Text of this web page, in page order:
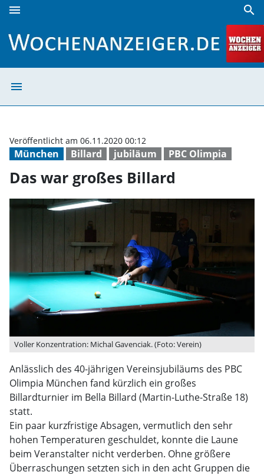
menu search
menu
München Billard jubiläum PBC Olimpia
Veröffentlicht am 06.11.2020 00:12
Das war großes Billard
Voller Konzentration: Michal Gavenciak. (Foto: Verein)
Anlässlich des 40-jährigen Vereinsjubiläums des PBC
Olimpia München fand kürzlich ein großes
Billardturnier im Bella Billard (Martin-Luthe-Straße 18)
statt.
Ein paar kurzfristige Absagen, vermutlich den sehr
hohen Temperaturen geschuldet, konnte die Laune
beim Veranstalter nicht verderben. Ohne größere
Überraschungen setzten sich in den acht Gruppen die